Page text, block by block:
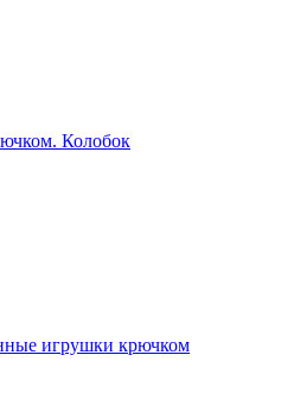
Колобок
игрушки крючком